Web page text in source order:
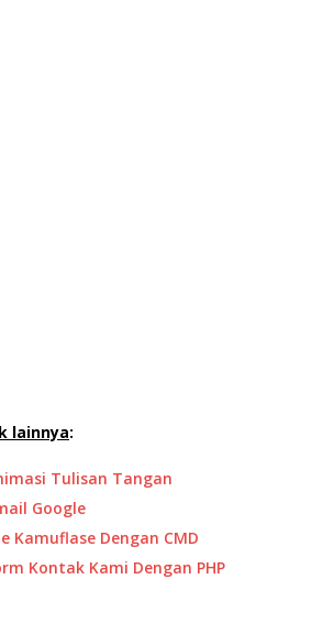
lainnya:
Tulisan Tangan
Google
Kamuflase Dengan CMD
Kontak Kami Dengan PHP